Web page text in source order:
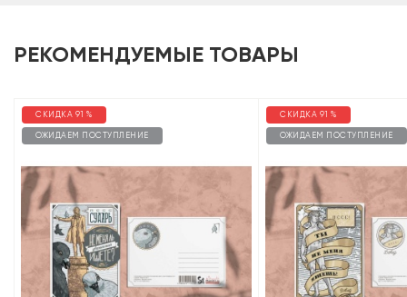
РЕКОМЕНДУЕМЫЕ ТОВАРЫ
СКИДКА 91 %
ОЖИДАЕМ ПОСТУПЛЕНИЕ
СКИДКА 91 %
ОЖИДАЕМ ПОСТУПЛЕНИЕ